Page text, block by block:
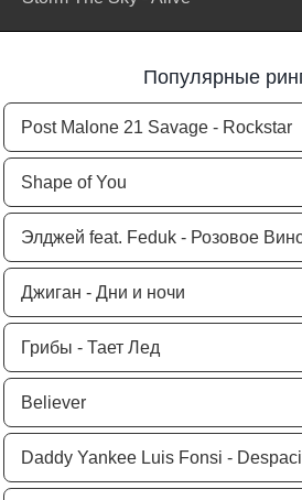
Популярные
Post Malone 21 Savage - Rockstar
Shape of You
Элджей feat. Feduk - Розовое
Джиган - Дни и ночи
Грибы - Тает Лед
Believer
Daddy Yankee Luis Fonsi -